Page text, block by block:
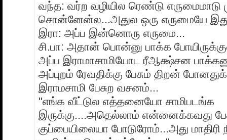
வந்த: வர்ற வழியில ரெண்டு எருமைமாடு
சொன்னேன்ல...அதுல ஒரு எருமையே
இரா: அப்ப இன்னொரு எருமை...
சி.பா: அதான் பொன்னு பாக்க
அப்ப இராமாசாமியோட ரீஆக்ஷ்சன
அப்புறம் ரேவதிக்கு பேசும் திறன்
இராமசாமி பேசுற வசனம்...
"எங்க வீட்டுல எத்தனையோ சாமிபடங்க
இருக்கு....அதெல்லாம் என்னைக்கவது
குப்பையிலையா போடுரோம்...அது மாதிரி